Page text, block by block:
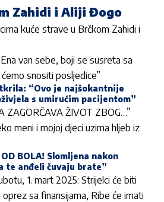
Zahidi i Aliji Đogo
kuće strave u Brčkom Zahidi i
van sebe, boji se susreta sa
snositi posljedice”
“Ovo je najšokantnije
s umirućim pacijentom”
ZAGORČAVA ŽIVOT ZBOG…”
meni i mojoj djeci uzima hljeb iz
OD BOLA! Slomljena nakon
te anđeli čuvaju brate”
1. mart 2025: Strijelci će biti
sa finansijama, Ribe će imati